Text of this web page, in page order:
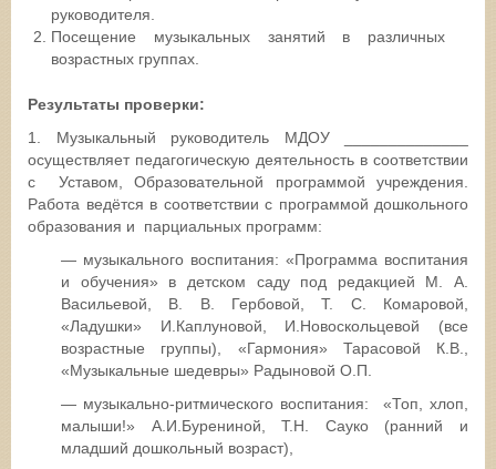
руководителя.
Посещение музыкальных занятий в различных
возрастных группах.
Результаты проверки:
1. Музыкальный руководитель МДОУ ______________
осуществляет педагогическую деятельность в соответствии
с Уставом, Образовательной программой учреждения.
Работа ведётся в соответствии с программой дошкольного
образования и парциальных программ:
— музыкального воспитания: «Программа воспитания
и обучения» в детском саду под редакцией М. А.
Васильевой, В. В. Гербовой, Т. С. Комаровой,
«Ладушки» И.Каплуновой, И.Новоскольцевой (все
возрастные группы), «Гармония» Тарасовой К.В.,
«Музыкальные шедевры» Радыновой О.П.
— музыкально-ритмического воспитания: «Топ, хлоп,
малыши!» А.И.Бурениной, Т.Н. Сауко (ранний и
младший дошкольный возраст),